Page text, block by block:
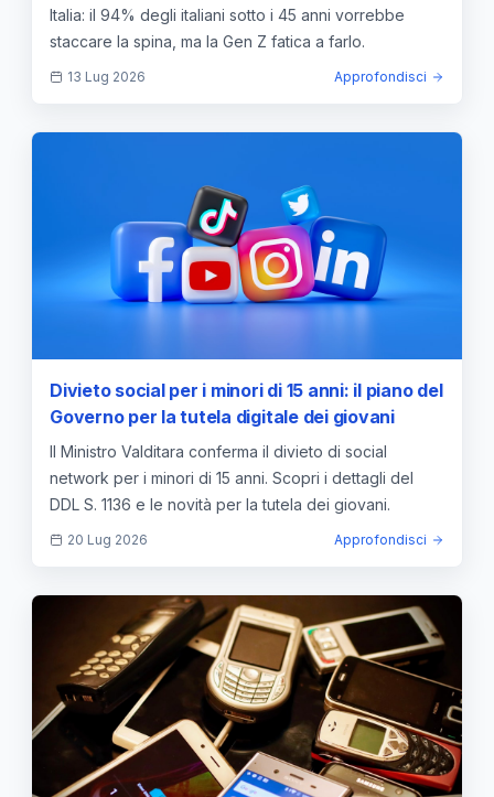
Italia: il 94% degli italiani sotto i 45 anni vorrebbe
staccare la spina, ma la Gen Z fatica a farlo.
13 Lug 2026 Approfondisci
Divieto social per i minori di 15 anni: il piano del
Governo per la tutela digitale dei giovani
Il Ministro Valditara conferma il divieto di social
network per i minori di 15 anni. Scopri i dettagli del
DDL S. 1136 e le novità per la tutela dei giovani.
20 Lug 2026 Approfondisci